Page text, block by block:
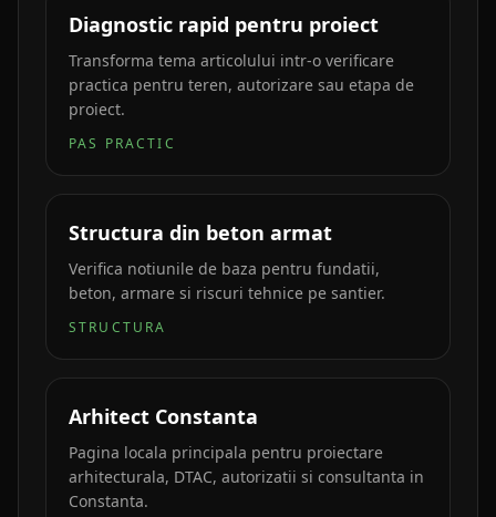
Diagnostic rapid pentru proiect
Transforma tema articolului intr-o verificare
practica pentru teren, autorizare sau etapa de
proiect.
PAS PRACTIC
Structura din beton armat
Verifica notiunile de baza pentru fundatii,
beton, armare si riscuri tehnice pe santier.
STRUCTURA
Arhitect Constanta
Pagina locala principala pentru proiectare
arhitecturala, DTAC, autorizatii si consultanta in
Constanta.